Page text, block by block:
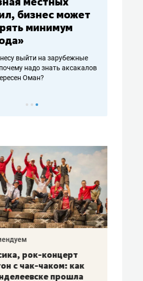
бизнес может
минимум
выйти на зарубежные
надо знать аксакалов и
Оман?
рок-концерт
с чак-чаком: как
прошла